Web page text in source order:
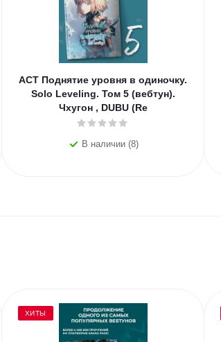
АСТ Поднятие уровня в одиночку.
Solo Leveling. Том 5 (вебтун).
Чхугон , DUBU (Re
В наличии (8)
ХИТЫ